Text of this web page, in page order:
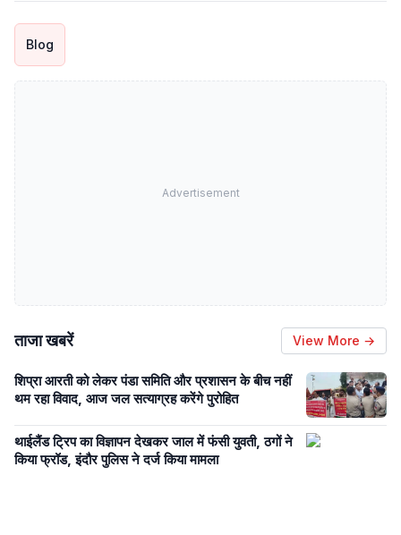
Blog
Advertisement
ताजा खबरें View More →
शिप्रा आरती को लेकर पंडा समिति और प्रशासन के बीच नहीं
थम रहा विवाद, आज जल सत्याग्रह करेंगे पुरोहित
थाईलैंड ट्रिप का विज्ञापन देखकर जाल में फंसी युवती, ठगों ने
किया फ्रॉड, इंदौर पुलिस ने दर्ज किया मामला